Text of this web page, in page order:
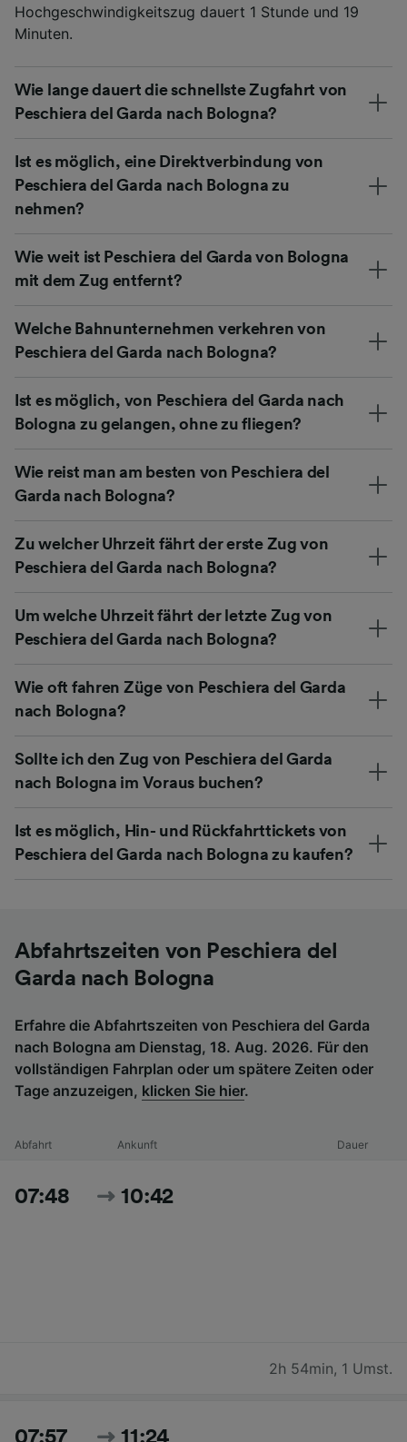
Hochgeschwindigkeitszug dauert 1 Stunde und 19
Minuten.
Wie lange dauert die schnellste Zugfahrt von
Peschiera del Garda nach Bologna?
Ist es möglich, eine Direktverbindung von
Peschiera del Garda nach Bologna zu
nehmen?
Wie weit ist Peschiera del Garda von Bologna
mit dem Zug entfernt?
Welche Bahnunternehmen verkehren von
Peschiera del Garda nach Bologna?
Ist es möglich, von Peschiera del Garda nach
Bologna zu gelangen, ohne zu fliegen?
Wie reist man am besten von Peschiera del
Garda nach Bologna?
Zu welcher Uhrzeit fährt der erste Zug von
Peschiera del Garda nach Bologna?
Um welche Uhrzeit fährt der letzte Zug von
Peschiera del Garda nach Bologna?
Wie oft fahren Züge von Peschiera del Garda
nach Bologna?
Sollte ich den Zug von Peschiera del Garda
nach Bologna im Voraus buchen?
Ist es möglich, Hin- und Rückfahrttickets von
Peschiera del Garda nach Bologna zu kaufen?
Abfahrtszeiten von Peschiera del
Garda nach Bologna
Erfahre die Abfahrtszeiten von Peschiera del Garda
nach Bologna am Dienstag, 18. Aug. 2026. Für den
vollständigen Fahrplan oder um spätere Zeiten oder
Tage anzuzeigen, klicken Sie hier.
Abfahrt Ankunft Dauer
07:48 10:42
2h 54min, 1 Umst.
07:57 11:24